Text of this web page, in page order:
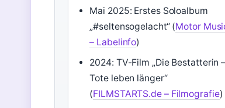
Mai 2025: Erstes Soloalbum
„#seltensogelacht“ (Motor
– Labelinfo)
2024: TV-Film „Die Bestatterin –
Tote leben länger“
(FILMSTARTS.de – Filmografie)